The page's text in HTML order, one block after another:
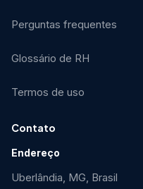
Perguntas frequentes
Glossário de RH
Termos de uso
Contato
Endereço
Uberlândia, MG, Brasil